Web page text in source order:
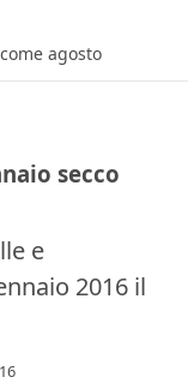
agosto
secco
e
2016 il